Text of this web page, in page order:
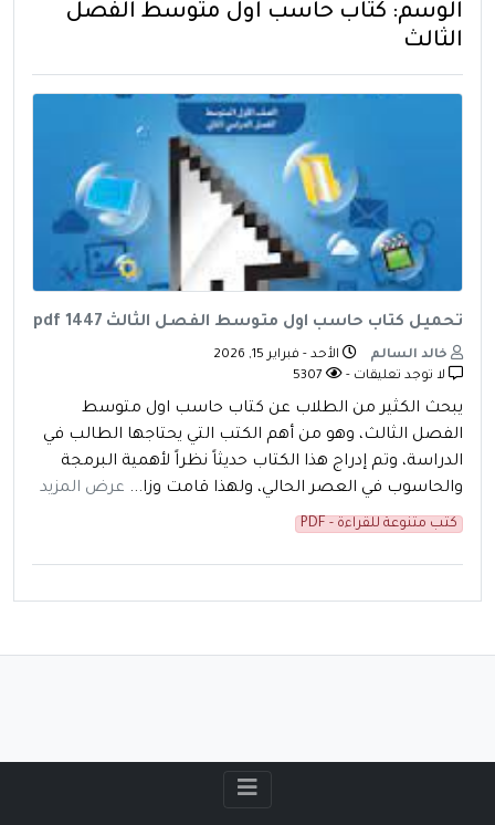
الوسم: كتاب حاسب اول متوسط الفصل
الثالث
تحميل كتاب حاسب اول متوسط الفصل الثالث 1447 pdf
خالد السالم
الأحد - فبراير 15, 2026
لا توجد تعليقات -
يبحث الكثير من الطلاب عن كتاب حاسب اول متوسط
الفصل الثالث، وهو من أهم الكتب التي يحتاجها الطالب في
الدراسة، وتم إدراج هذا الكتاب حديثاً نظراً لأهمية البرمجة
والحاسوب في العصر الحالي، ولهذا قامت وزا... عرض المزيد
كتب متنوعة للقراءة - PDF